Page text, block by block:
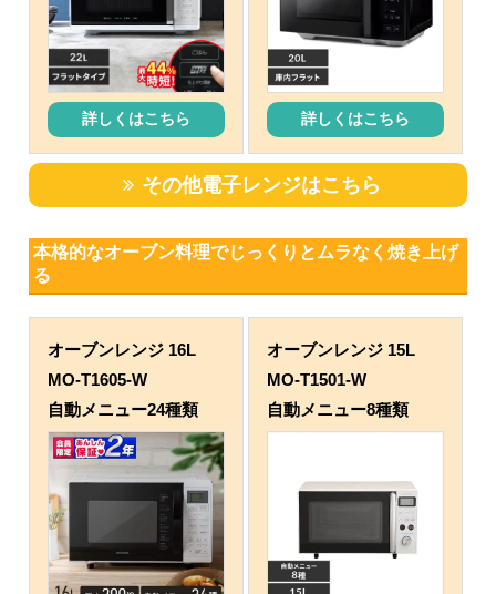
詳しくはこちら 詳しくはこちら
その他電子レンジはこちら
本格的なオーブン料理でじっくりとムラなく焼き上げ
る
オーブンレンジ 16L
MO-T1605-W
自動メニュー24種類
オーブンレンジ 15L
MO-T1501-W
自動メニュー8種類